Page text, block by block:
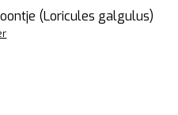
(Loricules galgulus)